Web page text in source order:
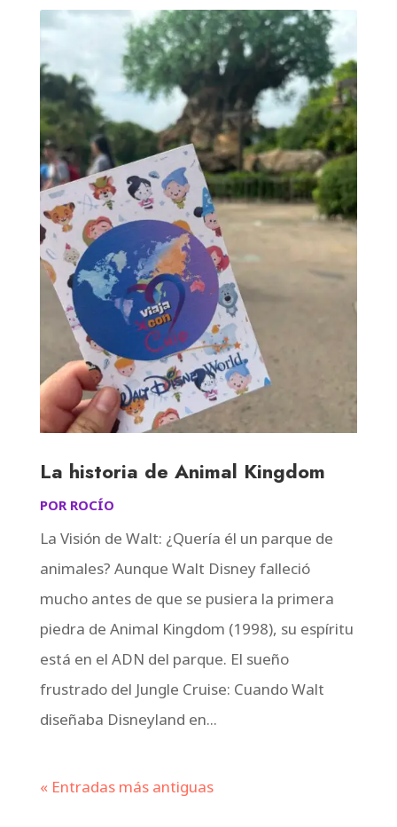
La historia de Animal Kingdom
POR ROCÍO
La Visión de Walt: ¿Quería él un parque de
animales? Aunque Walt Disney falleció
mucho antes de que se pusiera la primera
piedra de Animal Kingdom (1998), su espíritu
está en el ADN del parque. El sueño
frustrado del Jungle Cruise: Cuando Walt
diseñaba Disneyland en...
« Entradas más antiguas